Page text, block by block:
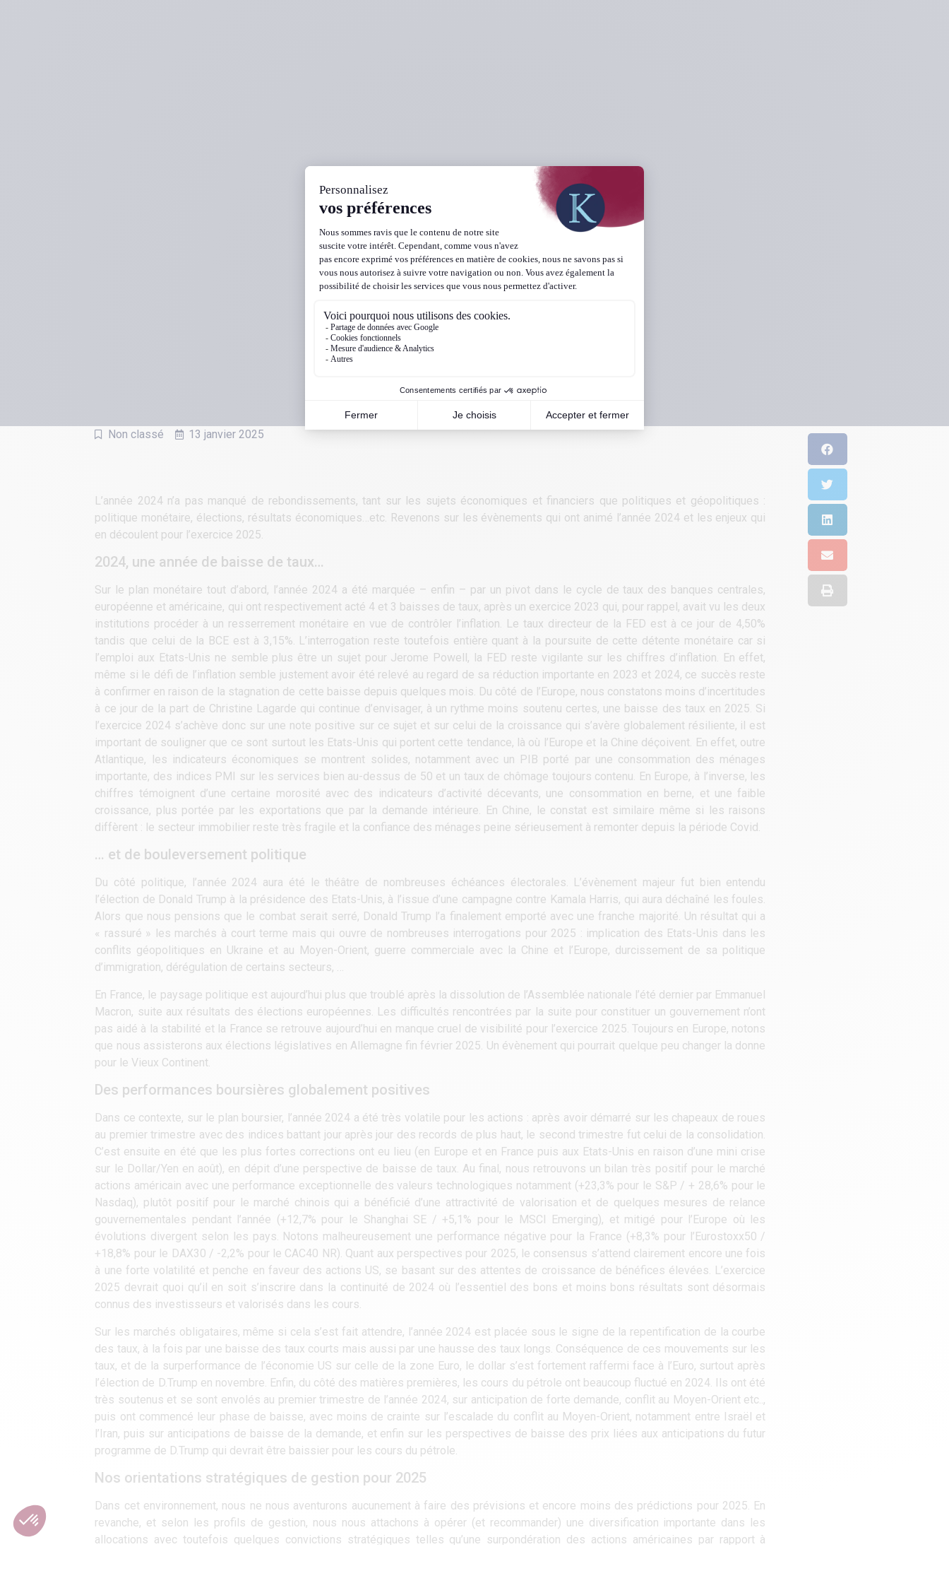
Non classé 13 janvier 2025
L’année 2024 n’a pas manqué de rebondissements, tant sur les sujets économiques et financiers que politiques et géopolitiques :
politique monétaire, élections, résultats économiques…etc. Revenons sur les évènements qui ont animé l’année 2024 et les enjeux qui
en découlent pour l’exercice 2025.
2024, une année de baisse de taux…
Sur le plan monétaire tout d’abord, l’année 2024 a été marquée – enfin ­– par un pivot dans le cycle de taux des banques centrales,
européenne et américaine, qui ont respectivement acté 4 et 3 baisses de taux, après un exercice 2023 qui, pour rappel, avait vu les deux
institutions procéder à un resserrement monétaire en vue de contrôler l’inflation. Le taux directeur de la FED est à ce jour de 4,50%
tandis que celui de la BCE est à 3,15%. L’interrogation reste toutefois entière quant à la poursuite de cette détente monétaire car si
l’emploi aux Etats-Unis ne semble plus être un sujet pour Jerome Powell, la FED reste vigilante sur les chiffres d’inflation. En effet,
même si le défi de l’inflation semble justement avoir été relevé au regard de sa réduction importante en 2023 et 2024, ce succès reste
à confirmer en raison de la stagnation de cette baisse depuis quelques mois. Du côté de l’Europe, nous constatons moins d’incertitudes
à ce jour de la part de Christine Lagarde qui continue d’envisager, à un rythme moins soutenu certes, une baisse des taux en 2025. Si
l’exercice 2024 s’achève donc sur une note positive sur ce sujet et sur celui de la croissance qui s’avère globalement résiliente, il est
important de souligner que ce sont surtout les Etats-Unis qui portent cette tendance, là où l’Europe et la Chine déçoivent. En effet, outre
Atlantique, les indicateurs économiques se montrent solides, notamment avec un PIB porté par une consommation des ménages
importante, des indices PMI sur les services bien au-dessus de 50 et un taux de chômage toujours contenu. En Europe, à l’inverse, les
chiffres témoignent d’une certaine morosité avec des indicateurs d’activité décevants, une consommation en berne, et une faible
croissance, plus portée par les exportations que par la demande intérieure. En Chine, le constat est similaire même si les raisons
diffèrent : le secteur immobilier reste très fragile et la confiance des ménages peine sérieusement à remonter depuis la période Covid.
… et de bouleversement politique
Du côté politique, l’année 2024 aura été le théâtre de nombreuses échéances électorales. L’évènement majeur fut bien entendu
l’élection de Donald Trump à la présidence des Etats-Unis, à l’issue d’une campagne contre Kamala Harris, qui aura déchaîné les foules.
Alors que nous pensions que le combat serait serré, Donald Trump l’a finalement emporté avec une franche majorité. Un résultat qui a
« rassuré » les marchés à court terme mais qui ouvre de nombreuses interrogations pour 2025 : implication des Etats-Unis dans les
conflits géopolitiques en Ukraine et au Moyen-Orient, guerre commerciale avec la Chine et l’Europe, durcissement de sa politique
d’immigration, dérégulation de certains secteurs, …
En France, le paysage politique est aujourd’hui plus que troublé après la dissolution de l’Assemblée nationale l’été dernier par Emmanuel
Macron, suite aux résultats des élections européennes. Les difficultés rencontrées par la suite pour constituer un gouvernement n’ont
pas aidé à la stabilité et la France se retrouve aujourd’hui en manque cruel de visibilité pour l’exercice 2025. Toujours en Europe, notons
que nous assisterons aux élections législatives en Allemagne fin février 2025. Un évènement qui pourrait quelque peu changer la donne
pour le Vieux Continent.
Des performances boursières globalement positives
Dans ce contexte, sur le plan boursier, l’année 2024 a été très volatile pour les actions : après avoir démarré sur les chapeaux de roues
au premier trimestre avec des indices battant jour après jour des records de plus haut, le second trimestre fut celui de la consolidation.
C’est ensuite en été que les plus fortes corrections ont eu lieu (en Europe et en France puis aux Etats-Unis en raison d’une mini crise
sur le Dollar/Yen en août), en dépit d’une perspective de baisse de taux. Au final, nous retrouvons un bilan très positif pour le marché
actions américain avec une performance exceptionnelle des valeurs technologiques notamment (+23,3% pour le S&P / + 28,6% pour le
Nasdaq), plutôt positif pour le marché chinois qui a bénéficié d’une attractivité de valorisation et de quelques mesures de relance
gouvernementales pendant l’année (+12,7% pour le Shanghai SE / +5,1% pour le MSCI Emerging), et mitigé pour l’Europe où les
évolutions divergent selon les pays. Notons malheureusement une performance négative pour la France (+8,3% pour l’Eurostoxx50 /
+18,8% pour le DAX30 / -2,2% pour le CAC40 NR). Quant aux perspectives pour 2025, le consensus s’attend clairement encore une fois
à une forte volatilité et penche en faveur des actions US, se basant sur des attentes de croissance de bénéfices élevées. L’exercice
2025 devrait quoi qu’il en soit s’inscrire dans la continuité de 2024 où l’essentiel des bons et moins bons résultats sont désormais
connus des investisseurs et valorisés dans les cours.
Sur les marchés obligataires, même si cela s’est fait attendre, l’année 2024 est placée sous le signe de la repentification de la courbe
des taux, à la fois par une baisse des taux courts mais aussi par une hausse des taux longs. Conséquence de ces mouvements sur les
taux, et de la surperformance de l’économie US sur celle de la zone Euro, le dollar s’est fortement raffermi face à l’Euro, surtout après
l’élection de D.Trump en novembre. Enfin, du côté des matières premières, les cours du pétrole ont beaucoup fluctué en 2024. Ils ont été
très soutenus et se sont envolés au premier trimestre de l’année 2024, sur anticipation de forte demande, conflit au Moyen-Orient etc..,
puis ont commencé leur phase de baisse, avec moins de crainte sur l’escalade du conflit au Moyen-Orient, notamment entre Israël et
l’Iran, puis sur anticipations de baisse de la demande, et enfin sur les perspectives de baisse des prix liées aux anticipations du futur
programme de D.Trump qui devrait être baissier pour les cours du pétrole.
Nos orientations stratégiques de gestion pour 2025
Dans cet environnement, nous ne nous aventurons aucunement à faire des prévisions et encore moins des prédictions pour 2025. En
revanche, et selon les profils de gestion, nous nous attachons à opérer (et recommander) une diversification importante dans les
allocations avec toutefois quelques convictions stratégiques telles qu’une surpondération des actions américaines par rapport à